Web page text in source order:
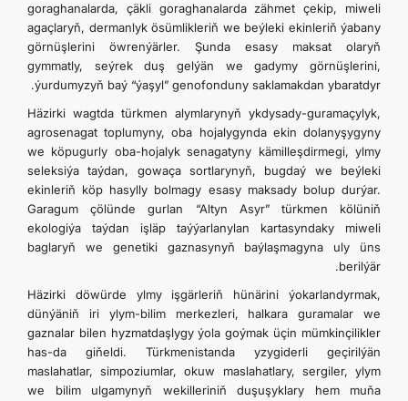
goraghanalarda, çäkli goraghanalarda zähmet çekip, miweli
agaçlaryň, dermanlyk ösümlikleriň we beýleki ekinleriň ýabany
görnüşlerini öwrenýärler. Şunda esasy maksat olaryň
gymmatly, seýrek duş gelýän we gadymy görnüşlerini,
ýurdumyzyň baý “ýaşyl” genofonduny saklamakdan ybaratdyr.
Häzirki wagtda türkmen alymlarynyň ykdysady-guramaçylyk,
agrosenagat toplumyny, oba hojalygynda ekin dolanyşygyny
we köpugurly oba-hojalyk senagatyny kämilleşdirmegi, ylmy
seleksiýa taýdan, gowaça sortlarynyň, bugdaý we beýleki
ekinleriň köp hasylly bolmagy esasy maksady bolup durýar.
Garagum çölünde gurlan “Altyn Asyr” türkmen kölüniň
ekologiýa taýdan işläp taýýarlanylan kartasyndaky miweli
baglaryň we genetiki gaznasynyň baýlaşmagyna uly üns
berilýär.
Häzirki döwürde ylmy işgärleriň hünärini ýokarlandyrmak,
dünýäniň iri ylym-bilim merkezleri, halkara guramalar we
gaznalar bilen hyzmatdaşlygy ýola goýmak üçin mümkinçilikler
has-da giňeldi. Türkmenistanda yzygiderli geçirilýän
maslahatlar, simpoziumlar, okuw maslahatlary, sergiler, ylym
we bilim ulgamynyň wekilleriniň duşuşyklary hem muňa